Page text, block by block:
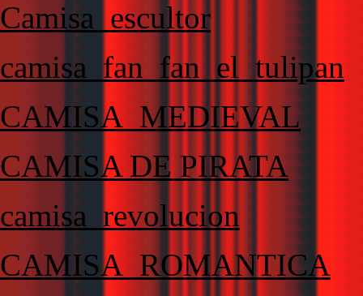
Camisa_escultor
camisa_fan_fan_el_tulipan
CAMISA_MEDIEVAL
CAMISA DE PIRATA
camisa_revolucion
CAMISA_ROMANTICA